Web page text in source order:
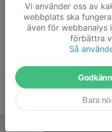
Inget
Vi använder oss av
webbplats ska
även för webbanalys
förbättra
Så
Bara